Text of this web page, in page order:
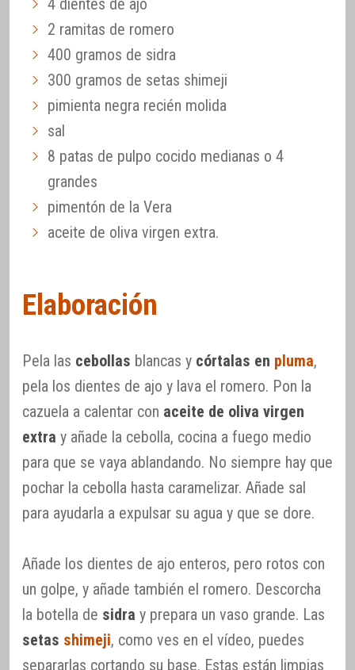
2 ramitas de romero
400 gramos de sidra
300 gramos de setas shimeji
pimienta negra recién molida
sal
8 patas de pulpo cocido medianas o 4
grandes
pimentón de la Vera
aceite de oliva virgen extra.
Elaboración
Pela las cebollas blancas y córtalas en pluma,
pela los dientes de ajo y lava el romero. Pon la
cazuela a calentar con aceite de oliva virgen
extra y añade la cebolla, cocina a fuego medio
para que se vaya ablandando. No siempre hay que
pochar la cebolla hasta caramelizar. Añade sal
para ayudarla a expulsar su agua y que se dore.
Añade los dientes de ajo enteros, pero rotos con
un golpe, y añade también el romero. Descorcha
la botella de sidra y prepara un vaso grande. Las
setas shimeji, como ves en el vídeo, puedes
separarlas cortando su base. Estas están limpias